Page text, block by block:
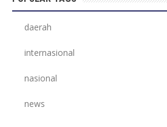
daerah
internasional
nasional
news